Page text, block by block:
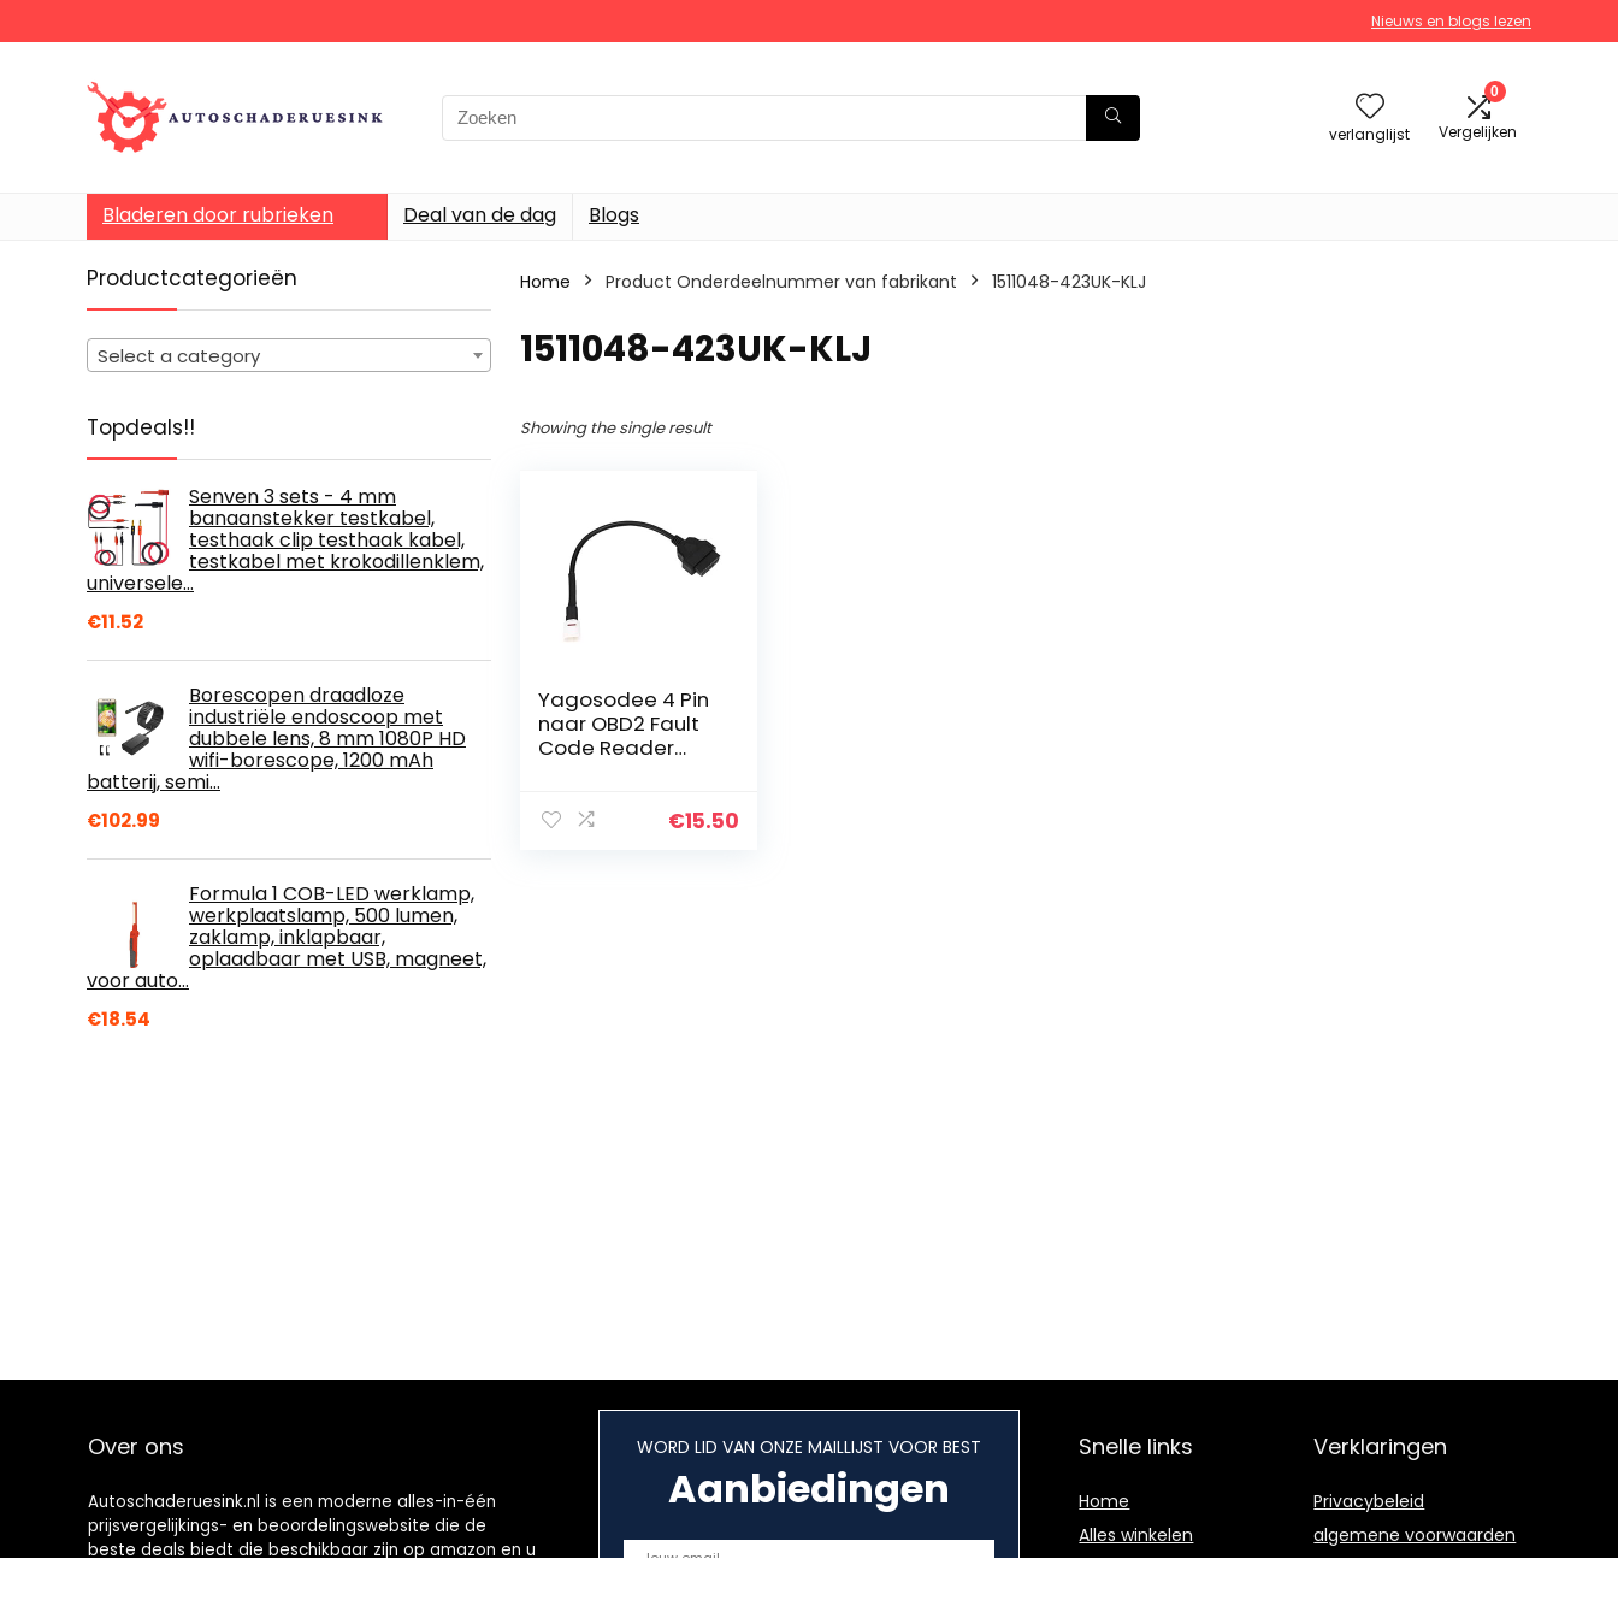
Nieuws en blogs lezen
verlanglijst
0
Vergelijken
Bladeren door rubrieken Deal van de dag Blogs
Productcategorieën
Select a category
Topdeals!!
Senven 3 sets - 4 mm
banaanstekker testkabel,
testhaak clip testhaak kabel,
testkabel met krokodillenklem,
universele…
€11.52
Borescopen draadloze
industriële endoscoop met
dubbele lens, 8 mm 1080P HD
wifi-borescope, 1200 mAh
batterij, semi…
€102.99
Formula 1 COB-LED werklamp,
werkplaatslamp, 500 lumen,
zaklamp, inklapbaar,
oplaadbaar met USB, magneet,
voor auto…
€18.54
Home Product Onderdeelnummer van fabrikant ‎1511048-423UK-KLJ
‎1511048-423UK-KLJ
Showing the single result
Yagosodee 4 Pin
naar OBD2 Fault
Code Reader
Diagnostische
€15.50
Over ons
Autoschaderuesink.nl is een moderne alles-in-één
prijsvergelijkings- en beoordelingswebsite die de
beste deals biedt die beschikbaar zijn op amazon en u
WORD LID VAN ONZE MAILLIJST VOOR BEST
Aanbiedingen
Snelle links
Home
Alles winkelen
Verklaringen
Privacybeleid
algemene voorwaarden